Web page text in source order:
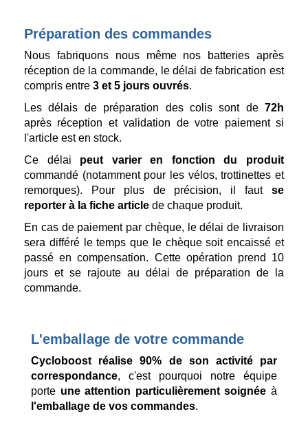
Préparation des commandes
Nous fabriquons nous même nos batteries après
réception de la commande, le délai de fabrication est
compris entre 3 et 5 jours ouvrés.
Les délais de préparation des colis sont de 72h
après réception et validation de votre paiement si
l'article est en stock.
Ce délai peut varier en fonction du produit
commandé (notamment pour les vélos, trottinettes et
remorques). Pour plus de précision, il faut se
reporter à la fiche article de chaque produit.
En cas de paiement par chèque, le délai de livraison
sera différé le temps que le chèque soit encaissé et
passé en compensation. Cette opération prend 10
jours et se rajoute au délai de préparation de la
commande.
L'emballage de votre commande
Cycloboost réalise 90% de son activité par
correspondance, c'est pourquoi notre équipe
porte une attention particulièrement soignéeà
l'emballage de vos commandes.